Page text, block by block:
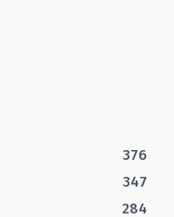
376
347
284